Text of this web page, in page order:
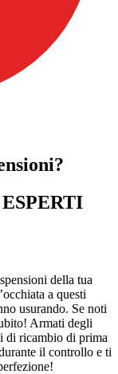
della tua
a questi
usurando. Se noti
Armati degli
di ricambio di prima
il controllo e ti